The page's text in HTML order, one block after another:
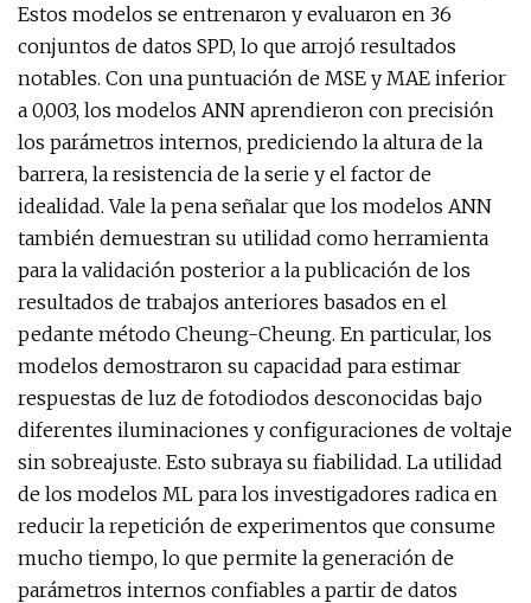
Estos modelos se entrenaron y evaluaron en 36
conjuntos de datos SPD, lo que arrojó resultados
notables. Con una puntuación de MSE y MAE inferior
a 0,003, los modelos ANN aprendieron con precisión
los parámetros internos, prediciendo la altura de la
barrera, la resistencia de la serie y el factor de
idealidad. Vale la pena señalar que los modelos ANN
también demuestran su utilidad como herramienta
para la validación posterior a la publicación de los
resultados de trabajos anteriores basados ​​en el
pedante método Cheung-Cheung. En particular, los
modelos demostraron su capacidad para estimar
respuestas de luz de fotodiodos desconocidas bajo
diferentes iluminaciones y configuraciones de voltaje
sin sobreajuste. Esto subraya su fiabilidad. La utilidad
de los modelos ML para los investigadores radica en
reducir la repetición de experimentos que consume
mucho tiempo, lo que permite la generación de
parámetros internos confiables a partir de datos